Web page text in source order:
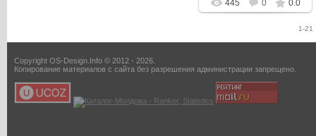
445 0 0.0
1-21
Copyright OS-Design.Info © 2012 - 2026.
Копирование материалов с сайта без разрешения администрации запрещено.